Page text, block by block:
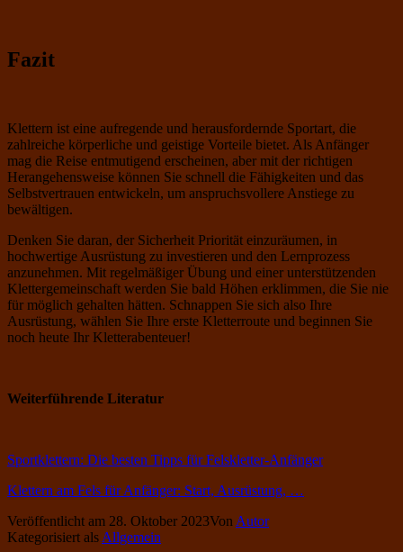
Fazit
Klettern ist eine aufregende und herausfordernde Sportart, die
zahlreiche körperliche und geistige Vorteile bietet. Als Anfänger
mag die Reise entmutigend erscheinen, aber mit der richtigen
Herangehensweise können Sie schnell die Fähigkeiten und das
Selbstvertrauen entwickeln, um anspruchsvollere Anstiege zu
bewältigen.
Denken Sie daran, der Sicherheit Priorität einzuräumen, in
hochwertige Ausrüstung zu investieren und den Lernprozess
anzunehmen. Mit regelmäßiger Übung und einer unterstützenden
Klettergemeinschaft werden Sie bald Höhen erklimmen, die Sie nie
für möglich gehalten hätten. Schnappen Sie sich also Ihre
Ausrüstung, wählen Sie Ihre erste Kletterroute und beginnen Sie
noch heute Ihr Kletterabenteuer!
Weiterführende Literatur
Sportklettern: Die besten Tipps für Felskletter-Anfänger
Klettern am Fels für Anfänger: Start, Ausrüstung, …
Veröffentlicht am 28. Oktober 2023Von Autor
Kategorisiert als Allgemein